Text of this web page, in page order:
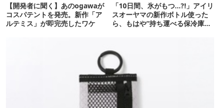
【開発者に聞く】あのogawaが
コスパテントを発売。新作「ア
ルテミス」が即完売したワケ
「10日間、氷がもつ…?!」アイリ
スオーヤマの新作ボトル使った
ら、もはや“持ち運べる保冷庫